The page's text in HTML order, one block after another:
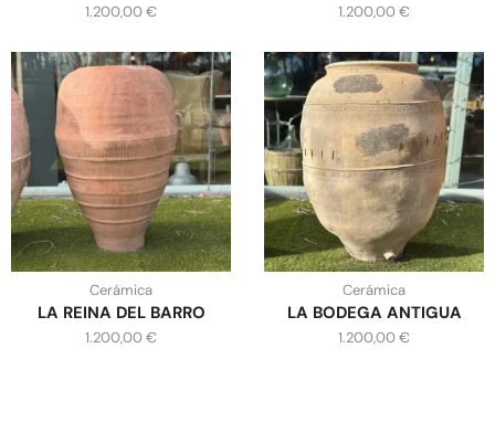
1.200,00€ 1.200,00€
Cerámica
LA REINA DEL BARRO
1.200,00€
Cerámica
LA BODEGA ANTIGUA
1.200,00€